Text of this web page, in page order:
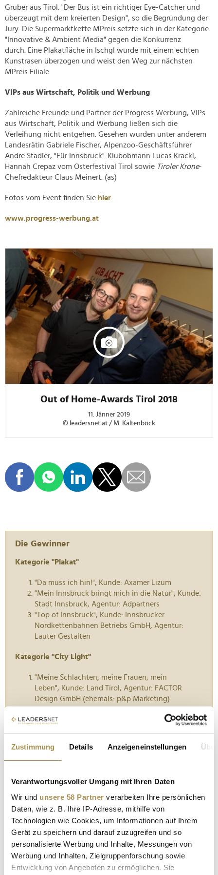
Zustimmung Details Anzeigeneinstellungen
Verantwortungsvoller Umgang mit Ihren Daten
Wir und unsere 58 Partner verarbeiten Ihre persönlichen
Daten, wie z. B. Ihre IP-Adresse, mithilfe von
Technologien wie Cookies, um Informationen auf Ihrem
Gerät zu speichern und darauf zuzugreifen und so
personalisierte Werbung und Inhalte, Messungen von
Werbung und Inhalten, Zielgruppenforschung sowie
Entwicklung von Angeboten zu ermöglichen. Sie
Gruber aus Tirol. "Der Bus ist ein richtiger Eye-Catcher und
überzeugt mit dem kreierten Design", so die Begründung der
Jury. Die Supermarktkette MPreis setzte sich in der Kategorie
"Innovative & Ambient Media" gegen die Konkurrenz
durch. Eine Plakatfläche in Ischgl wurde mit einem echten
Kunstrasen überzogen und weist den Weg zur nächsten
MPreis Filiale.
VIPs aus Wirtschaft, Politik und Werbung
Zahlreiche Freunde und Partner der Progress Werbung, VIPs
aus Wirtschaft, Politik und Werbung ließen sich die
Verleihung nicht entgehen. Gesehen wurden unter anderem
Landesrätin Gabriele Fischer, Alpenzoo-Geschäftsführer
Andre Stadler, "Für Innsbruck"-Klubobmann Lucas Krackl,
Hannah Crepaz vom Osterfestival Tirol sowie Tiroler Krone-
Chefredakteur Claus Meinert. (as)
Fotos vom Event finden Sie hier
www.progress-werbung.at
Out of Home-Awards Tirol 2018
11. Jänner 2019
© leadersnet.at / M. Kaltenböck
Die Gewinner
Kategorie "Plakat"
"Da muss ich hin!", Kunde: Axamer Lizum
"Mein Innsbruck bringt mich in die Natur", Kunde:
Stadt Innsbruck, Agentur: Adpartners
"Top of Innsbruck", Kunde: Innsbrucker
Nordkettenbahnen Betriebs GmbH, Agentur:
Lauter Gestalten
Kategorie "City Light"
"Meine Schlachten, meine Frauen, mein
Leben", Kunde: Land Tirol, Agentur: FACTOR
Design GmbH (ehemals: p&p Marketing)
Kufstein
Kategorie "Rolling Board"
Osterfestival Tirol, Agentur: Patrick Bonato
"Bleib cool. Bleib gesund. Bleib Rocker.", Kunde:
"happylaxen", Kunde: StuBay
Freizeitcenter, Agentur: Egon Anderle (Marketing)
und kraftplatzl.com, Gregor Ingenhaeff-
Berenkamp (Grafik und Design)
Kategorie "Transport Media"